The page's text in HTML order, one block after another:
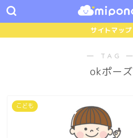
サイトマップ
― TAG ―
okポーズ
こども